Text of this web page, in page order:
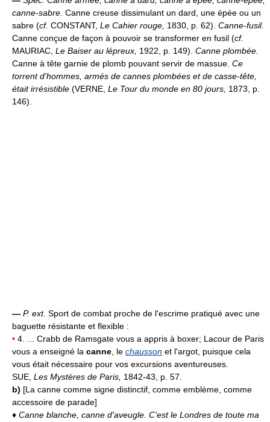
canne-sabre. Canne creuse dissimulant un dard, une épée ou un
sabre (cf. CONSTANT, Le Cahier rouge, 1830, p. 62). Canne-fusil.
Canne conçue de façon à pouvoir se transformer en fusil (cf.
MAURIAC, Le Baiser au lépreux, 1922, p. 149). Canne plombée.
Canne à tête garnie de plomb pouvant servir de massue. Ce
torrent d'hommes, armés de cannes plombées et de casse-tête,
était irrésistible (VERNE, Le Tour du monde en 80 jours, 1873, p.
146).
— P. ext. Sport de combat proche de l'escrime pratiqué avec une
baguette résistante et flexible :
• 4. ... Crabb de Ramsgate vous a appris à boxer; Lacour de Paris
vous a enseigné la canne, le chausson et l'argot, puisque cela
vous était nécessaire pour vos excursions aventureuses.
SUE, Les Mystères de Paris, 1842-43, p. 57.
b) [La canne comme signe distinctif, comme emblème, comme
accessoire de parade]
♦ Canne blanche, canne d'aveugle. C'est le Londres de toute ma